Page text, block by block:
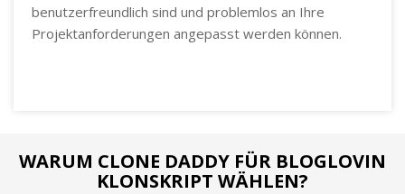
benutzerfreundlich sind und problemlos an Ihre
Projektanforderungen angepasst werden können.
WARUM CLONE DADDY FÜR BLOGLOVIN
KLONSKRIPT WÄHLEN?